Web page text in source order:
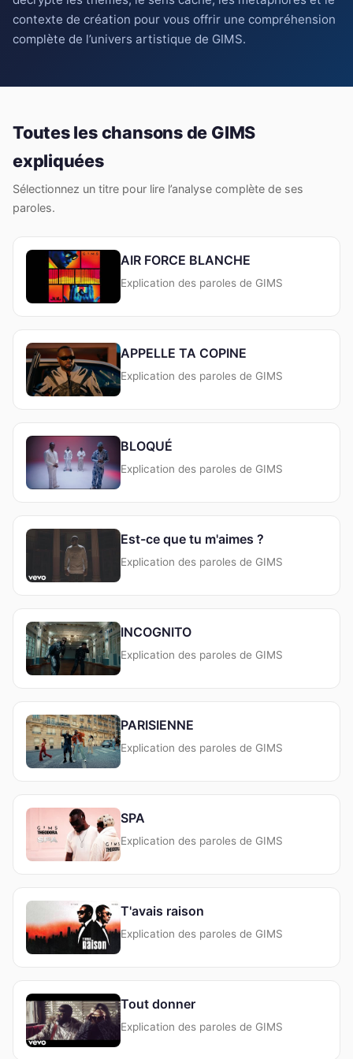
contexte de création pour vous offrir une compréhension
complète de l’univers artistique de GIMS.
Toutes les chansons de GIMS
expliquées
Sélectionnez un titre pour lire l’analyse complète de ses
paroles.
AIR FORCE BLANCHE
Explication des paroles de GIMS
APPELLE TA COPINE
Explication des paroles de GIMS
BLOQUÉ
Explication des paroles de GIMS
Est-ce que tu m'aimes ?
Explication des paroles de GIMS
INCOGNITO
Explication des paroles de GIMS
PARISIENNE
Explication des paroles de GIMS
SPA
Explication des paroles de GIMS
T'avais raison
Explication des paroles de GIMS
Tout donner
Explication des paroles de GIMS